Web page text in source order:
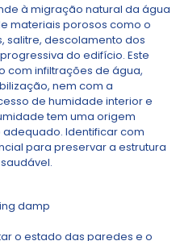
à migração natural da água
materiais porosos como o
salitre, descolamento dos
do edifício. Este
com infiltrações de água,
nem com a
de humidade interior e
tem uma origem
Identificar com
para preservar a estrutura
o estado das paredes e o